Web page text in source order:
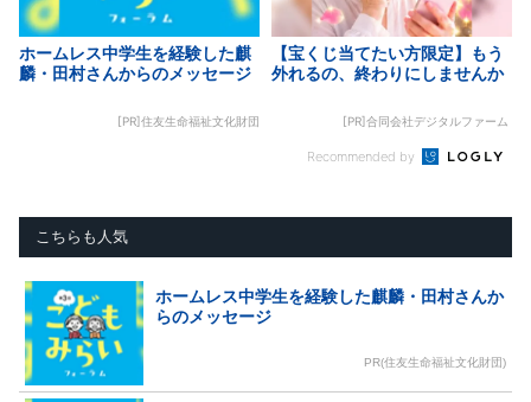
ホームレス中学生を経験した麒
麟・田村さんからのメッセージ
[PR]住友生命福祉文化財団
【宝くじ当てたい方限定】もう
外れるの、終わりにしませんか
[PR]合同会社デジタルファーム
Recommended by
こちらも人気
ホームレス中学生を経験した麒麟・田村さんか
らのメッセージ
PR(住友生命福祉文化財団)